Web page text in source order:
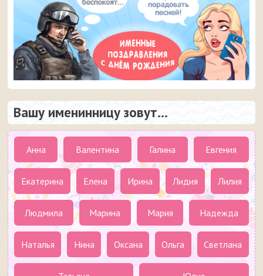
Вашу именинницу зовут...
Анна Валентина Галина Евгения
Екатерина Елена Ирина Лидия Лилия
Людмила Марина Мария Надежда
Наталья Нина Оксана Ольга Светлана